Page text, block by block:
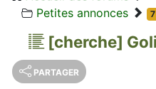
Petites annonces
7
[cherche]
PARTAGER